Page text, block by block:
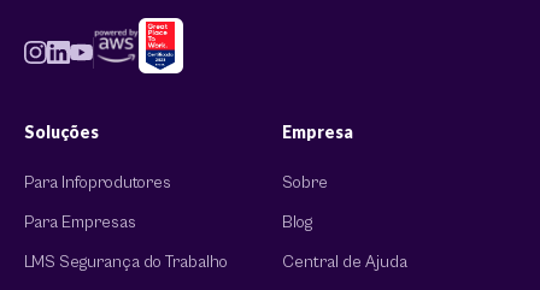
Soluções
Para Infoprodutores
Para Empresas
LMS Segurança do Trabalho
Empresa
Sobre
Blog
Central de Ajuda